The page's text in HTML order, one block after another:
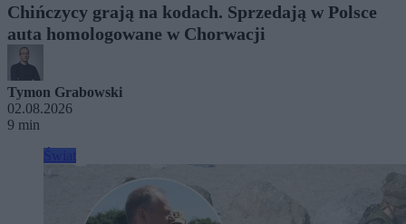
Chińczycy grają na kodach. Sprzedają w Polsce
auta homologowane w Chorwacji
Tymon Grabowski
02.08.2026
9 min